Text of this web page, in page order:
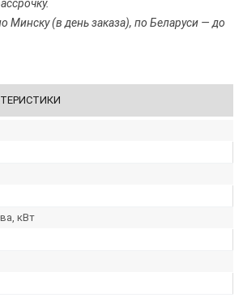
Минску (в день заказа), по Беларуси — до
кВт